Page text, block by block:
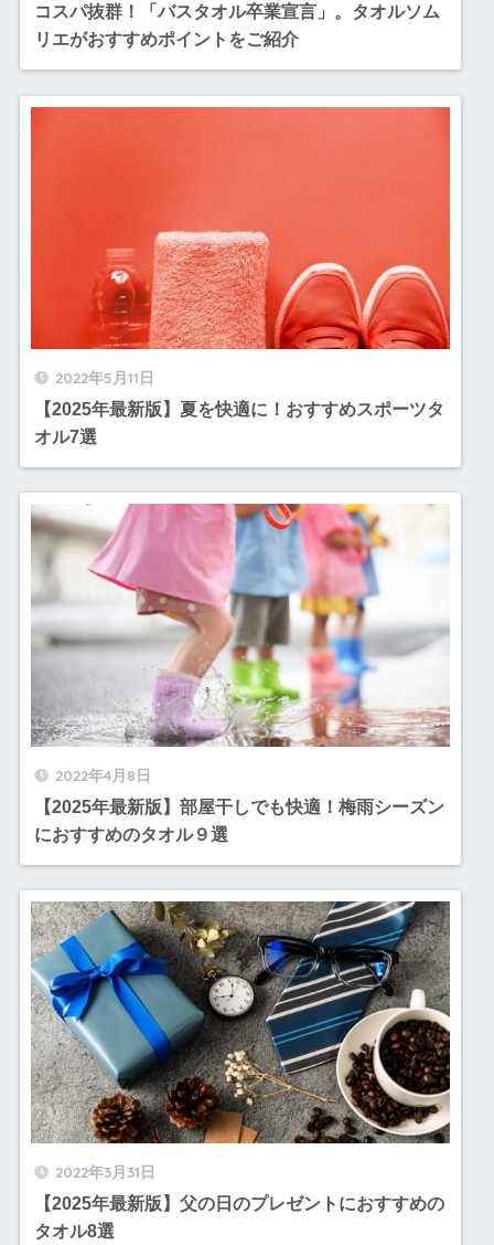
コスパ抜群！「バスタオル卒業宣言」。タオルソム
リエがおすすめポイントをご紹介
2022年5月11日
【2025年最新版】夏を快適に！おすすめスポーツタ
オル7選
2022年4月8日
【2025年最新版】部屋干しでも快適！梅雨シーズン
におすすめのタオル９選
2022年3月31日
【2025年最新版】父の日のプレゼントにおすすめの
タオル8選